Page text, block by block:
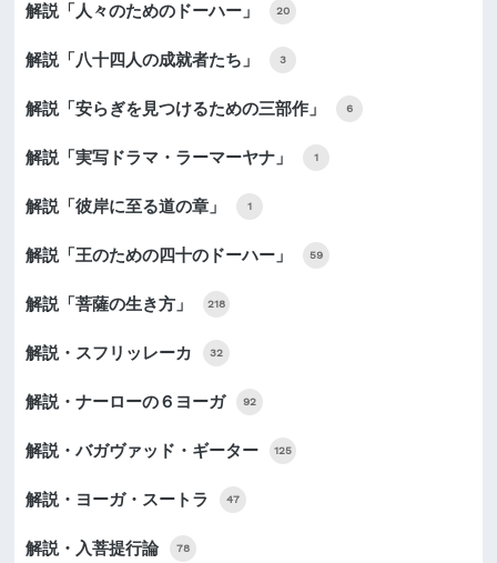
解説「人々のためのドーハー」 20
解説「八十四人の成就者たち」 3
解説「安らぎを見つけるための三部作」 6
解説「実写ドラマ・ラーマーヤナ」 1
解説「彼岸に至る道の章」 1
解説「王のための四十のドーハー」 59
解説「菩薩の生き方」 218
解説・スフリッレーカ 32
解説・ナーローの６ヨーガ 92
解説・バガヴァッド・ギーター 125
解説・ヨーガ・スートラ 47
解説・入菩提行論 78